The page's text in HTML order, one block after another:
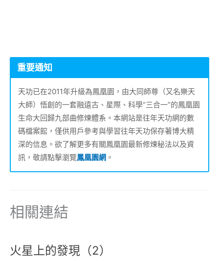
重要通知
天功已在2011年升級為鳳凰園，由大同師尊（又名樂天
大師）悟創的一套融遠古、星際、科學“三合一”的鳳凰園
生命大回歸九部曲修煉體系。本網站是往年天功網的數
碼檔案館，僅供用戶參考與學習往年天功保存著博大精
深的信息。欲了解更多有關鳳凰園最新修煉秘法以及資
訊，敬請點擊瀏覽鳳凰園網 。
相關連結
火星上的發現（2）